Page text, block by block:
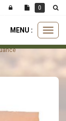
MENU :
0